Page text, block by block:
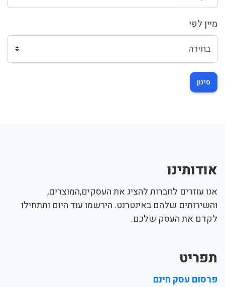
מיין לפי
סינון
אודותינו
אנו עוזרים לחברות להציג את העסקים,המוצרים,
והשירותים שלהם באינטרנט. הירשמו עוד היום ותתחילו
לקדם את העסק שלכם.
תפריט
פרסום עסק חינם